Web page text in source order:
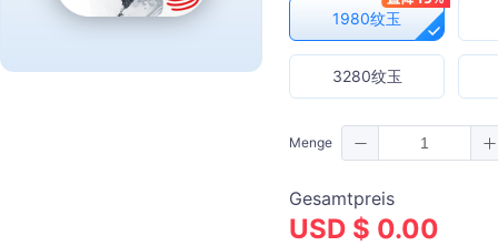
1980纹玉
3280纹玉
Menge
Gesamtpreis
USD $ 0.00